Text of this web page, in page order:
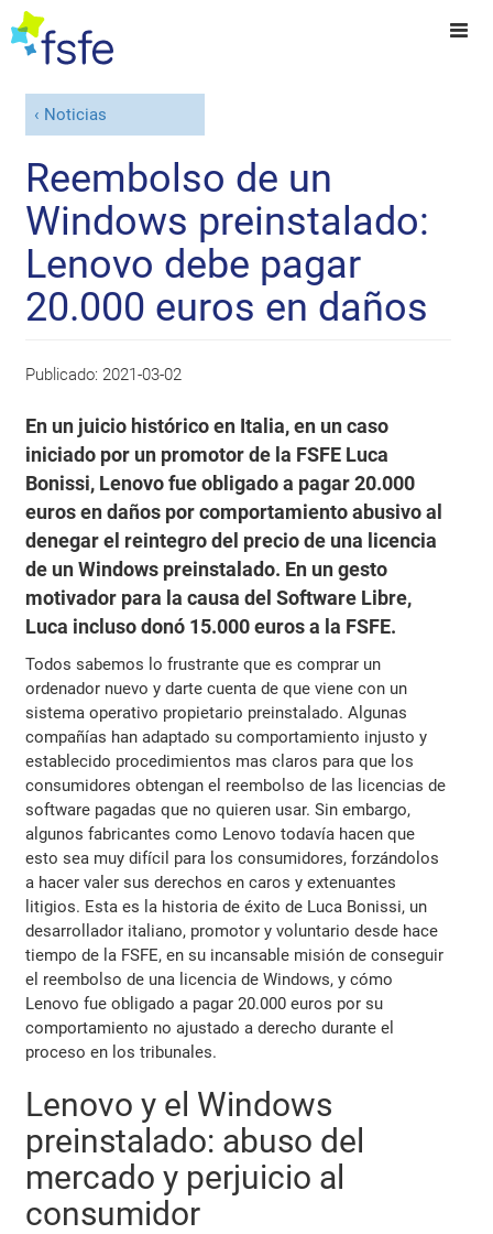
Noticias
Reembolso de un
Windows preinstalado:
Lenovo debe pagar
20.000 euros en daños
Publicado: 2021-03-02
En un juicio histórico en Italia, en un caso
iniciado por un promotor de la FSFE Luca
Bonissi, Lenovo fue obligado a pagar 20.000
euros en daños por comportamiento abusivo al
denegar el reintegro del precio de una licencia
de un Windows preinstalado. En un gesto
motivador para la causa del Software Libre,
Luca incluso donó 15.000 euros a la FSFE.
Todos sabemos lo frustrante que es comprar un
ordenador nuevo y darte cuenta de que viene con un
sistema operativo propietario preinstalado. Algunas
compañías han adaptado su comportamiento injusto y
establecido procedimientos mas claros para que los
consumidores obtengan el reembolso de las licencias de
software pagadas que no quieren usar. Sin embargo,
algunos fabricantes como Lenovo todavía hacen que
esto sea muy difícil para los consumidores, forzándolos
a hacer valer sus derechos en caros y extenuantes
litigios. Esta es la historia de éxito de Luca Bonissi, un
desarrollador italiano, promotor y voluntario desde hace
tiempo de la FSFE, en su incansable misión de conseguir
el reembolso de una licencia de Windows, y cómo
Lenovo fue obligado a pagar 20.000 euros por su
comportamiento no ajustado a derecho durante el
proceso en los tribunales.
Lenovo y el Windows
preinstalado: abuso del
mercado y perjuicio al
consumidor